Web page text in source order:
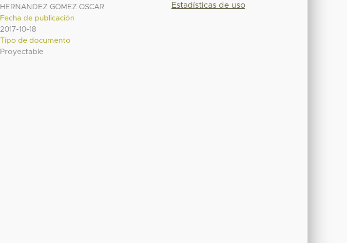
HERNANDEZ GOMEZ OSCAR
Fecha de publicación
2017-10-18
Tipo de documento
Proyectable
Estadísticas de uso